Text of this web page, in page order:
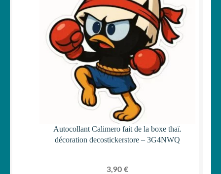
Autocollant Calimero fait de la boxe thaï.
décoration decostickerstore – 3G4NWQ
3,90 €